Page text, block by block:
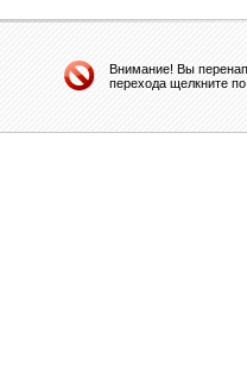
Внимание! Вы
перехода щелкните